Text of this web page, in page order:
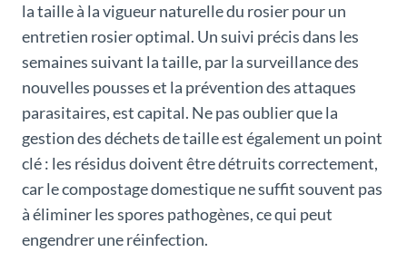
la taille à la vigueur naturelle du rosier pour un
entretien rosier optimal. Un suivi précis dans les
semaines suivant la taille, par la surveillance des
nouvelles pousses et la prévention des attaques
parasitaires, est capital. Ne pas oublier que la
gestion des déchets de taille est également un point
clé : les résidus doivent être détruits correctement,
car le compostage domestique ne suffit souvent pas
à éliminer les spores pathogènes, ce qui peut
engendrer une réinfection.